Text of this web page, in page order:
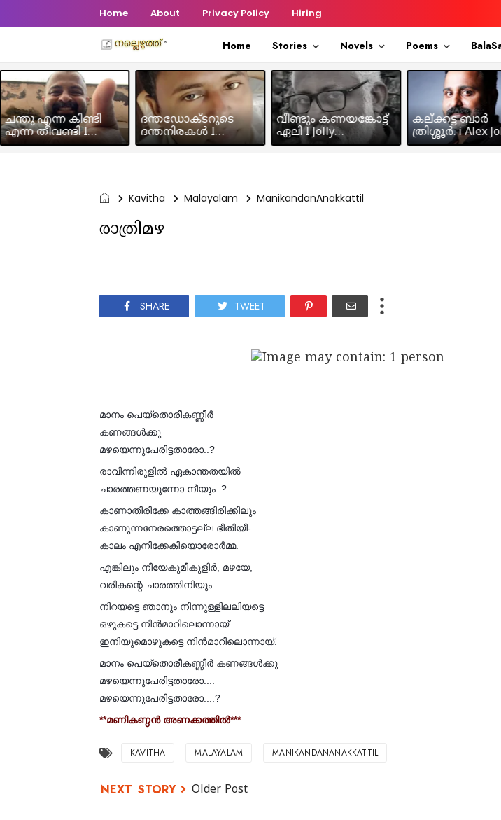
Home About Privacy Policy Hiring
Home Stories Novels Poems
ചന്തു എന്ന കിണ്ടി
എന്ന തീവണ്ടി I
Humour Story I Rajeev
ദന്തഡോക്ടറുടെ
ദന്തനിരകൾ I
Humour I Hussain MK
വീണ്ടും കണയങ്കോട്ട്
ഏലി I Jolly
Chakramakkil
കല്ക്കട്ട ബാർ
ത്രിശ്ശൂർ. i Alex
Kavitha Malayalam ManikandanAnakkattil
രാത്രിമഴ
SHARE TWEET
മാനം പെയ്തൊരീകണ്ണീർ
കണങ്ങൾക്കു
മഴയെന്നുപേരിട്ടതാരോ..?
രാവിന്നിരുളിൽ ഏകാന്തതയിൽ
ചാരത്തണയുന്നോ നീയും..?
കാണാതിരിക്കേ കാത്തങ്ങിരിക്കിലും
കാണുന്നനേരത്തൊട്ടല്ല ഭീതിയീ-
കാലം എനിക്കേകിയൊരോർമ്മ.
എങ്കിലും നീയേകുമീകുളിർ, മഴയേ,
വരികന്റെ ചാരത്തിനിയും..
നിറയട്ടെ ഞാനും നിന്നുള്ളിലലിയട്ടെ
ഒഴുകട്ടെ നിൻമാറിലൊന്നായ്....
ഇനിയുമൊഴുകട്ടെ നിൻമാറിലൊന്നായ്.
മാനം പെയ്തൊരീകണ്ണീർ കണങ്ങൾക്കു
മഴയെന്നുപേരിട്ടതാരോ....
മഴയെന്നുപേരിട്ടതാരോ....?
**മണികണ്ഠൻ അണക്കത്തിൽ***
KAVITHA MALAYALAM MANIKANDANANAKKATTIL
Older Post